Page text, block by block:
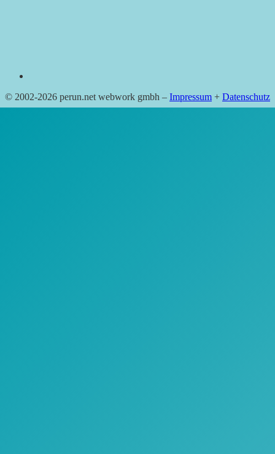
© 2002-2026 perun.net webwork gmbh – Impressum + Datenschutz